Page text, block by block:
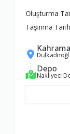
Oluşturma
Taşınma
Depo
Nakliyeci